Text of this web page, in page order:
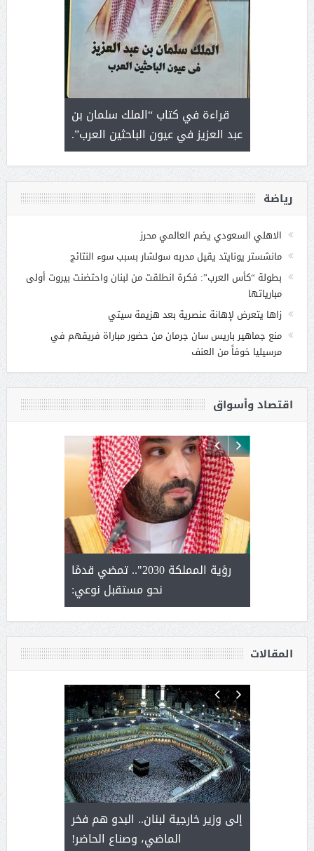
قراءة في كتاب “الملك سلمان بن
عبد العزيز في عيون الباحثين العرب”.
لايعرف
رياضة
الاهلي السعودي يضم العالمي محرز
مانشستر يونايتد يقيل مدربه سولشار بسبب سوء النتائج
بطولة “كأس العرب”: فكرة انطلقت من لبنان واحتضنت بيروت أولى
مبارياتها
زاها يتعرض لإهانة عنصرية بعد هزيمة سيتي
منع جماهير باريس سان جرمان من حضور مباراة فريقهم في
مرسيليا خوفاً من العنف
اقتصاد وأسواق
يحصل
رؤية المملكة 2030".. تمضي قدمًا
نحو مستقبل نوعي:
ورشة
عنيزة
المقالات
سلمان
إلى وزير خارجية لبنان.. البدو هم فخر
الماضي، وصناع الحاضر!
يحمل
من عشق